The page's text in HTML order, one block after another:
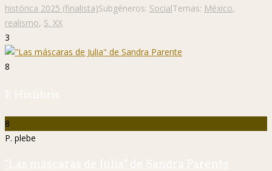
histórica 2025 (finalista)Subgéneros: SocialTemas: México,
realismo, S. XX
3
8
P. Hislibris
8
P. plebe
"Las máscaras de Julia" de Sandra Parente